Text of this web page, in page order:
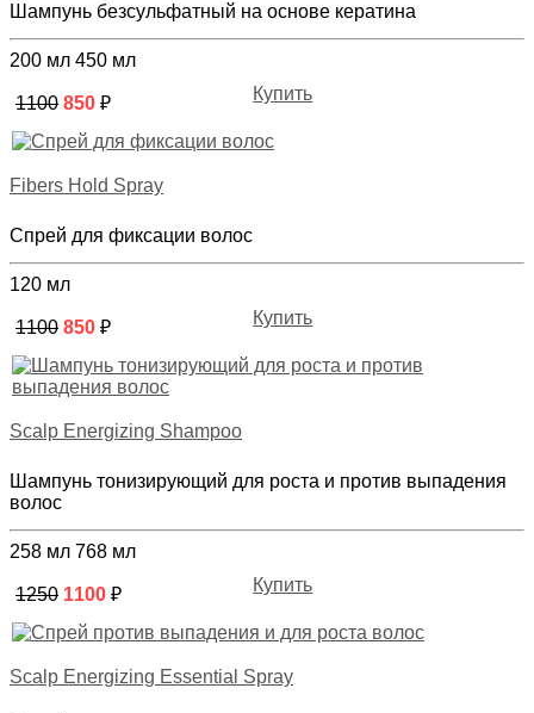
Шампунь безсульфатный на основе кератина
200 мл 450 мл
1100 850 ₽ Купить
Fibers Hold Spray
Спрей для фиксации волос
120 мл
1100 850 ₽ Купить
Scalp Energizing Shampoo
Шампунь тонизирующий для роста и против выпадения
волос
258 мл 768 мл
1250 1100 ₽ Купить
Scalp Energizing Essential Spray